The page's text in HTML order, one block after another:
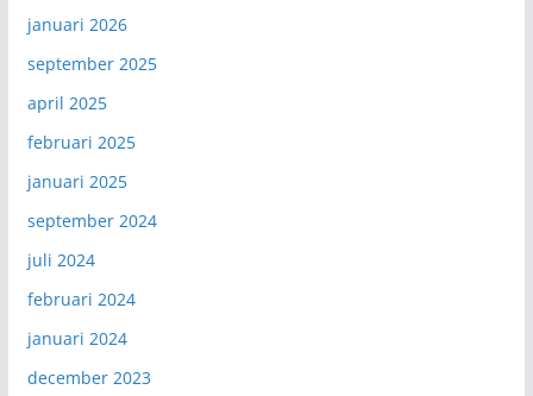
januari 2026
september 2025
april 2025
februari 2025
januari 2025
september 2024
juli 2024
februari 2024
januari 2024
december 2023